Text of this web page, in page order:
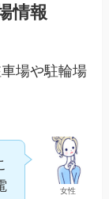
情報
場や駐輪場
女性